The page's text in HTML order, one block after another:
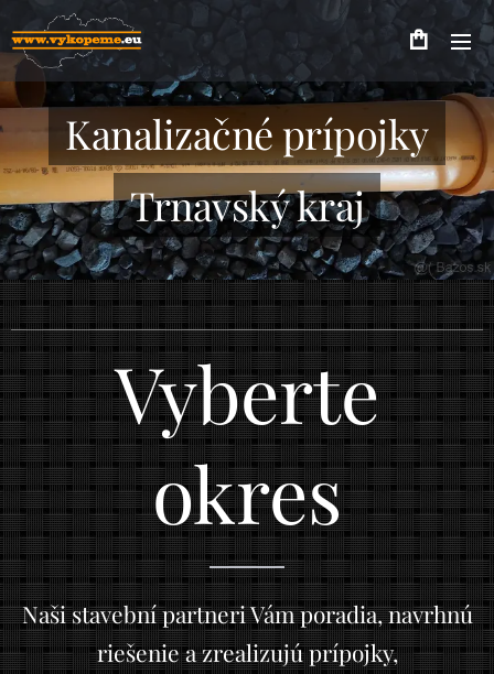
Kanalizačné prípojky
Trnavský kraj
Vyberte
okres
Naši stavební partneri Vám poradia, navrhnú
riešenie a zrealizujú prípojky,